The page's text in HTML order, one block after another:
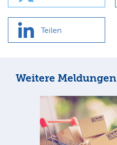
Teilen
Weitere Meldungen